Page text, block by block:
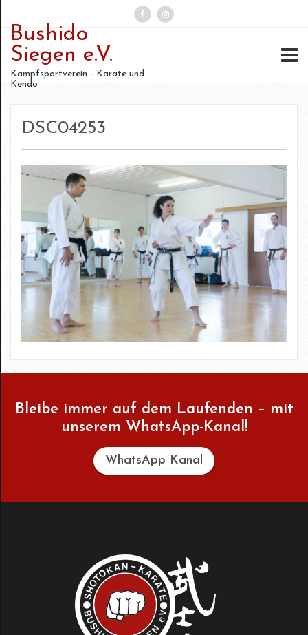
Suchen
nach:
Bushido
Siegen e.V.
Kampfsportverein - Karate und
Kendo
DSC04253
Bleibe immer auf dem Laufenden – mit
unserem WhatsApp-Kanal!
WhatsApp Kanal